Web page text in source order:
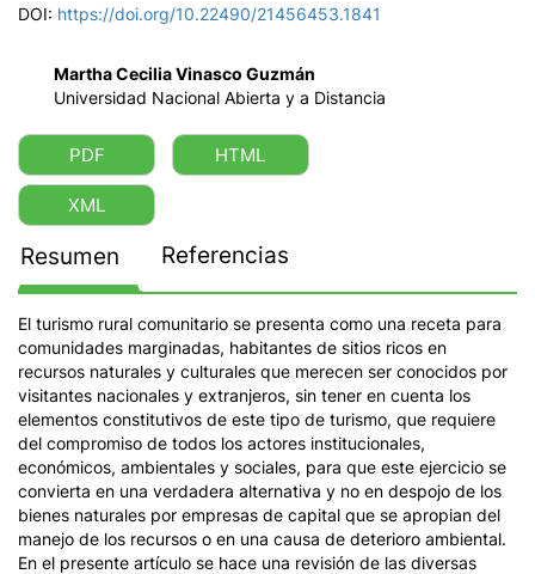
DOI: https://doi.org/10.22490/21456453.1841
Martha Cecilia Vinasco Guzmán
Universidad Nacional Abierta y a Distancia
PDF HTML
XML
Resumen Referencias
El turismo rural comunitario se presenta como una receta para
comunidades marginadas, habitantes de sitios ricos en
recursos naturales y culturales que merecen ser conocidos por
visitantes nacionales y extranjeros, sin tener en cuenta los
elementos constitutivos de este tipo de turismo, que requiere
del compromiso de todos los actores institucionales,
económicos, ambientales y sociales, para que este ejercicio se
convierta en una verdadera alternativa y no en despojo de los
bienes naturales por empresas de capital que se apropian del
manejo de los recursos o en una causa de deterioro ambiental.
En el presente artículo se hace una revisión de las diversas